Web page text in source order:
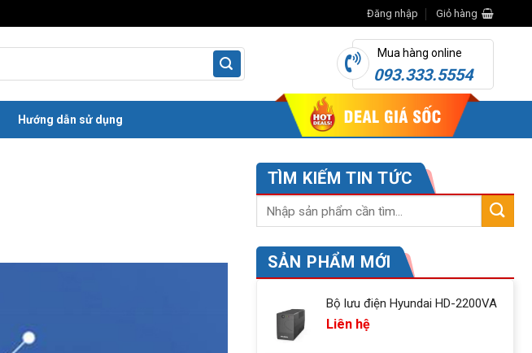
Đăng nhập Giỏ hàng
Mua hàng online
093.333.5554
Hướng dẫn sử dụng
TÌM KIẾM TIN TỨC
SẢN PHẨM MỚI
Bộ lưu điện Hyundai HD-2200VA
Liên hệ